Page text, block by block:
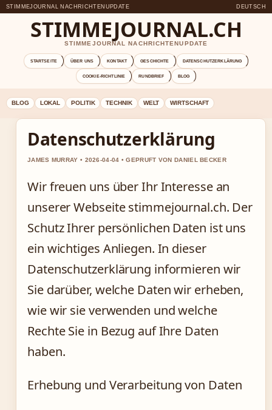
STIMMEJOURNAL NACHRICHTENUPDATE DEUTSCH
STIMMEJOURNAL.CH
STIMMEJOURNAL NACHRICHTENUPDATE
STARTSEITE ÜBER UNS KONTAKT GESCHICHTE DATENSCHUTZERKLÄRUNG
COOKIE-RICHTLINIE RUNDBRIEF BLOG
BLOG LOKAL POLITIK TECHNIK WELT WIRTSCHAFT
Datenschutzerklärung
JAMES MURRAY • 2026-04-04 • GEPRUFT VON DANIEL BECKER
Wir freuen uns über Ihr Interesse an
unserer Webseite stimmejournal.ch. Der
Schutz Ihrer persönlichen Daten ist uns
ein wichtiges Anliegen. In dieser
Datenschutzerklärung informieren wir
Sie darüber, welche Daten wir erheben,
wie wir sie verwenden und welche
Rechte Sie in Bezug auf Ihre Daten
haben.
Erhebung und Verarbeitung von Daten